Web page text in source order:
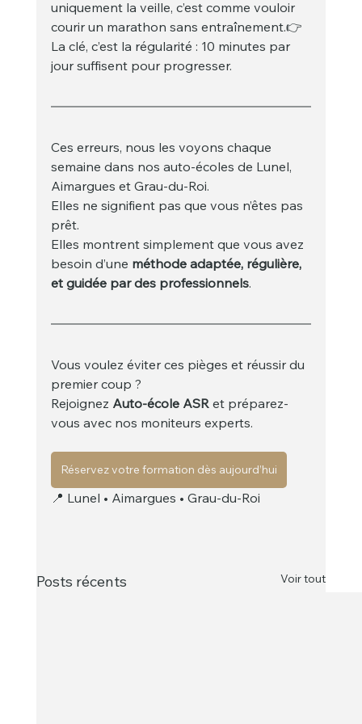
uniquement la veille, c’est comme vouloir
courir un marathon sans entraînement.👉
La clé, c’est la régularité : 10 minutes par
jour suffisent pour progresser.
Ces erreurs, nous les voyons chaque
semaine dans nos auto-écoles de Lunel,
Aimargues et Grau-du-Roi.
Elles ne signifient pas que vous n’êtes pas
prêt.
Elles montrent simplement que vous avez
besoin d’une méthode adaptée, régulière,
et guidée par des professionnels.
Vous voulez éviter ces pièges et réussir du
premier coup ?
Rejoignez Auto-école ASR et préparez-
vous avec nos moniteurs experts.
Réservez votre formation dès aujourd’hui
📍 Lunel • Aimargues • Grau-du-Roi
Posts récents Voir tout